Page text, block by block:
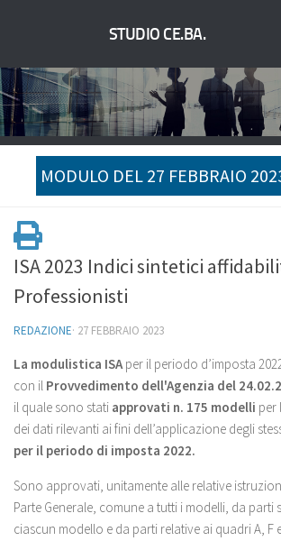
STUDIO CE.BA.
MODULO DEL 27 FEBBRAIO
ISA 2023 Indici sintetici
Professionisti
REDAZIONE· 27 FEBBRAIO 2023
La modulistica ISAper il periodo d’imposta
con il Provvedimento dell'Agenzia del
il quale sono stati approvati n. 175 modelli per
dei dati rilevanti ai fini dell’applicazione degli
per il periodo di imposta 2022.
Sono approvati, unitamente alle relative
Parte Generale, comune a tutti i modelli, da parti
ciascun modello e da parti relative ai quadri A, F